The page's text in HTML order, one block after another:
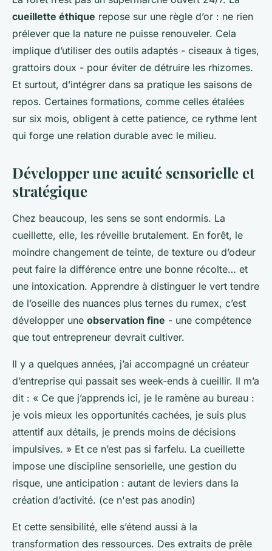
cueillette éthique repose sur une règle d’or : ne rien
prélever que la nature ne puisse renouveler. Cela
implique d’utiliser des outils adaptés - ciseaux à tiges,
grattoirs doux - pour éviter de détruire les rhizomes.
Et surtout, d’intégrer dans sa pratique les saisons de
repos. Certaines formations, comme celles étalées
sur six mois, obligent à cette patience, ce rythme lent
qui forge une relation durable avec le milieu.
Développer une acuité sensorielle et
stratégique
Chez beaucoup, les sens se sont endormis. La
cueillette, elle, les réveille brutalement. En forêt, le
moindre changement de teinte, de texture ou d’odeur
peut faire la différence entre une bonne récolte… et
une intoxication. Apprendre à distinguer le vert tendre
de l’oseille des nuances plus ternes du rumex, c’est
développer une observation fine - une compétence
que tout entrepreneur devrait cultiver.
Il y a quelques années, j’ai accompagné un créateur
d’entreprise qui passait ses week-ends à cueillir. Il m’a
dit : « Ce que j’apprends ici, je le ramène au bureau :
je vois mieux les opportunités cachées, je suis plus
attentif aux détails, je prends moins de décisions
impulsives. » Et ce n’est pas si farfelu. La cueillette
impose une discipline sensorielle, une gestion du
risque, une anticipation : autant de leviers dans la
création d’activité. (ce n'est pas anodin)
Et cette sensibilité, elle s’étend aussi à la
transformation des ressources. Des extraits de prêle